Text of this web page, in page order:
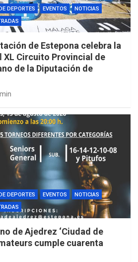
DEPORTES EVENTOS
NOTICIAS
de Estepona celebra la
XL Circuito Provincial de
de la Diputación de
DEPORTES EVENTOS
NOTICIAS
de Ajedrez ‘Ciudad de
cumple cuarenta